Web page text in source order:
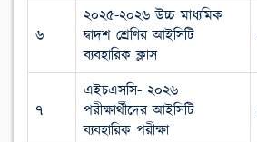
৬
২০২৫-২০২৬ উচ্চ মাধ্যমিক
দ্বাদশ শ্রেণির আইসিটি
ব্যবহারিক ক্লাস
৭
এইচএসসি- ২০২৬
পরীক্ষার্থীদের আইসিটি
ব্যবহারিক পরীক্ষা